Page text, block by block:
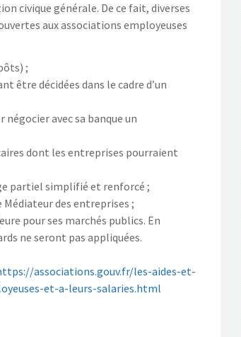
civique générale. De ce fait, diverses
aux associations employeuses
;
être décidées dans le cadre d’un
avec sa banque un
dont les entreprises pourraient
partiel simplifié et renforcé ;
des entreprises ;
pour ses marchés publics. En
ne seront pas appliquées.
associations.gouv.fr/les-aides-et-
et-a-leurs-salaries.html